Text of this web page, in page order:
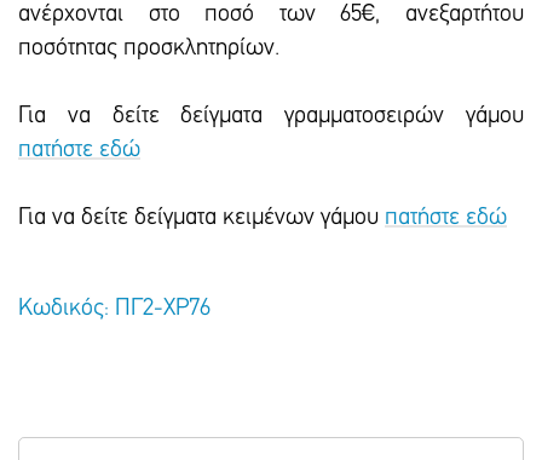
ανέρχονται στο ποσό των 65€, ανεξαρτήτου
ποσότητας προσκλητηρίων.
Για να δείτε δείγματα γραμματοσειρών γάμου
πατήστε εδώ
Για να δείτε δείγματα κειμένων γάμου πατήστε εδώ
Κωδικός: ΠΓ2-ΧΡ76